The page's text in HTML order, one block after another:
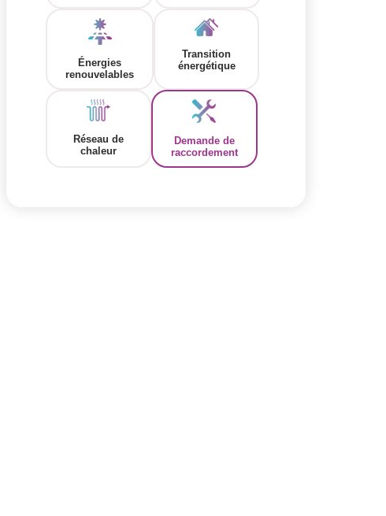
Énergies
renouvelables
Transition
énergétique
Réseau de
chaleur
Demande de
raccordement